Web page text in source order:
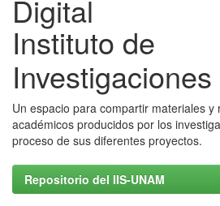
Digital
Instituto de
Un espacio para compartir materiales y
académicos producidos por los
proceso de sus diferentes proyectos.
Repositorio del IIS-UNAM